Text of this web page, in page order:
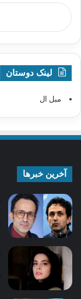
لینک دوستان
مبل ال
آخرین خبرها